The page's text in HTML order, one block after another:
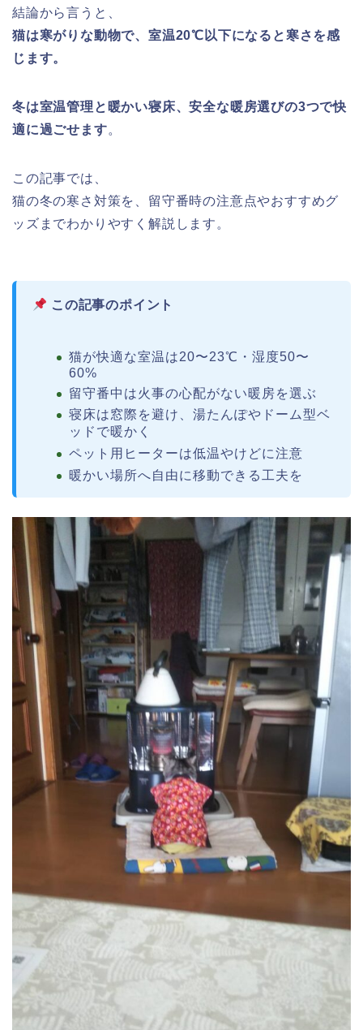
結論から言うと、
猫は寒がりな動物で、室温20℃以下になると寒さを感
じます。
冬は室温管理と暖かい寝床、安全な暖房選びの3つで快
適に過ごせます。
この記事では、
猫の冬の寒さ対策を、留守番時の注意点やおすすめグ
ッズまでわかりやすく解説します。
この記事のポイント
猫が快適な室温は20〜23℃・湿度50〜
60%
留守番中は火事の心配がない暖房を選ぶ
寝床は窓際を避け、湯たんぽやドーム型ベ
ッドで暖かく
ペット用ヒーターは低温やけどに注意
暖かい場所へ自由に移動できる工夫を